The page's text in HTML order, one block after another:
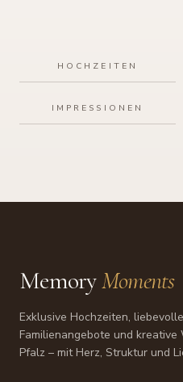
HOCHZEITEN
IMPRESSIONEN
MemoryMoments
Exklusive Hochzeiten, liebevolle
Familienangebote und kreative
Pfalz – mit Herz, Struktur und